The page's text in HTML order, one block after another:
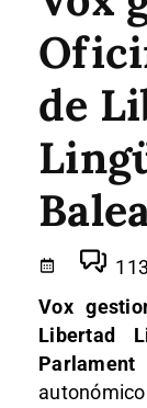
de
113
Vox
Libertad
Parlament